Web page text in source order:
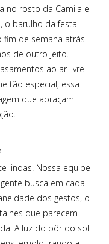
no rosto da Camila e
o barulho da festa
fim de semana atrás
de outro jeito. E
ao ar livre
tão especial, essa
que abraçam
lindas. Nossa equipe
busca em cada
dos gestos, o
que parecem
A luz do pôr do sol